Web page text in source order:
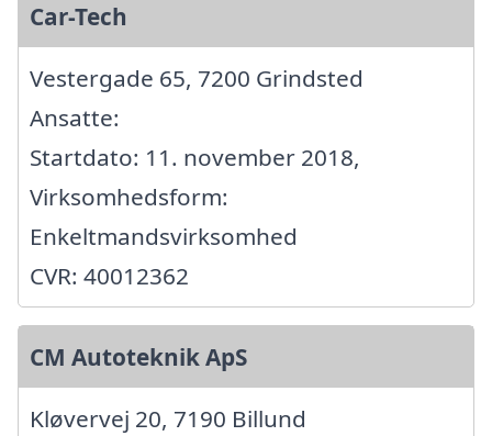
Car-Tech
Vestergade 65, 7200 Grindsted
Ansatte:
Startdato: 11. november 2018,
Virksomhedsform:
Enkeltmandsvirksomhed
CVR: 40012362
CM Autoteknik ApS
Kløvervej 20, 7190 Billund